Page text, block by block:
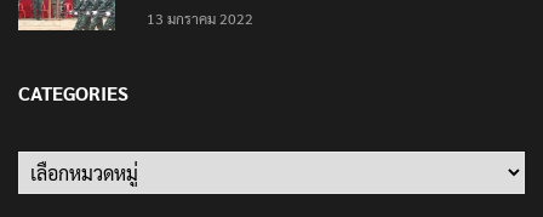
13 มกราคม 2022
CATEGORIES
Categories